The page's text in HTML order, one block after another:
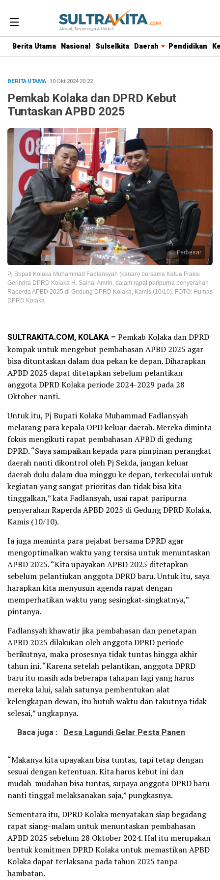
Berita Utama Nasional Sulselkita Daerah Pendidikan
BERITA UTAMA· 10 Okt 202420:22
Pemkab Kolaka dan DPRD Kebut
Tuntaskan APBD 2025
Perbesar
Pj Bupati Kolaka Muhammad Fadlansyah (kanan) bersama Ketua Fraksi
Gerindra DPRD Kolaka H. Sainal Amrin, dalam rapat paripurna penyerahan
Raperda APBD 2025 di Gedung DPRD Kolaka, Kamis (10/10). FOTO: Humas
DPRD Kolaka
SULTRAKITA.COM, KOLAKA – Pemkab Kolaka dan DPRD
kompak untuk mengebut pembahasan APBD 2025 agar
bisa dituntaskan dalam dua pekan ke depan. Diharapkan
APBD 2025 dapat ditetapkan sebelum pelantikan
anggota DPRD Kolaka periode 2024-2029 pada 28
Oktober nanti.
Untuk itu, Pj Bupati Kolaka Muhammad Fadlansyah
melarang para kepala OPD keluar daerah. Mereka diminta
fokus mengikuti rapat pembahasan APBD di gedung
DPRD. “Saya sampaikan kepada para pimpinan perangkat
daerah nanti dikontrol oleh Pj Sekda, jangan keluar
daerah dulu dalam dua minggu ke depan, terkeculai untuk
kegiatan yang sangat prioritas dan tidak bisa kita
tinggalkan,” kata Fadlansyah, usai rapat paripurna
penyerahan Raperda APBD 2025 di Gedung DPRD Kolaka,
Kamis (10/10).
Ia juga meminta para pejabat bersama DPRD agar
mengoptimalkan waktu yang tersisa untuk menuntaskan
APBD 2025. “Kita upayakan APBD 2025 ditetapkan
sebelum pelantiukan anggota DPRD baru. Untuk itu, saya
harapkan kita menyusun agenda rapat dengan
memperhatikan waktu yang sesingkat-singkatnya,”
pintanya.
Fadlansyah khawatir jika pembahasan dan penetapan
APBD 2025 dilakukan oleh anggota DPRD periode
berikutnya, maka prosesnya tidak tuntas hingga akhir
tahun ini. “Karena setelah pelantikan, anggota DPRD
baru itu masih ada beberapa tahapan lagi yang harus
mereka lalui, salah satunya pembentukan alat
kelengkapan dewan, itu butuh waktu dan takutnya tidak
selesai,” ungkapnya.
Baca juga : Desa Lagundi Gelar Pesta Panen
“Makanya kita upayakan bisa tuntas, tapi tetap dengan
sesuai dengan ketentuan. Kita harus kebut ini dan
mudah-mudahan bisa tuntas, supaya anggota DPRD baru
nanti tinggal melaksanakan saja,” pungkasnya.
Sementara itu, DPRD Kolaka menyatakan siap begadang
rapat siang-malam untuk menuntaskan pembahasan
APBD 2025 sebelum 28 Oktober 2024. Hal itu merupakan
bentuk komitmen DPRD Kolaka untuk memastikan APBD
Kolaka dapat terlaksana pada tahun 2025 tanpa
hambatan.